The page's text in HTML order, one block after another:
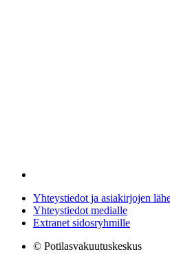
Yhteystiedot ja asiakirjojen
Yhteystiedot medialle
Extranet sidosryhmille
© Potilasvakuutuskeskus